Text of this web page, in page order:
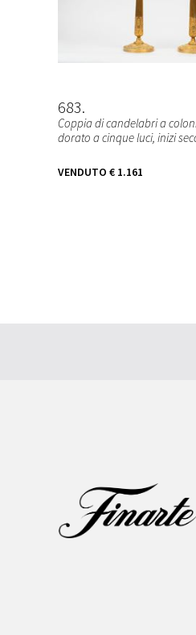
683
Coppia di candelabri a
dorato a cinque luci, inizi
VENDUTO € 1.161